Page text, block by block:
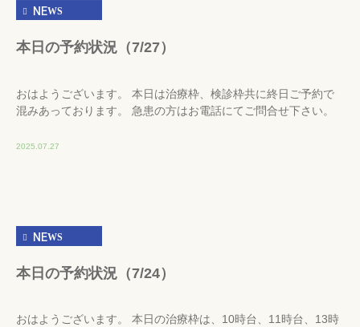
NEWS
本日の予約状況（7/27）
おはようございます。 本日は治療枠、検診枠共に終日ご予約で
混みあっております。 急患の方はお電話にてご問合せ下さい。
2025.07.27
NEWS
本日の予約状況（7/24）
おはようございます。 本日の治療枠は、10時台、11時台、13時